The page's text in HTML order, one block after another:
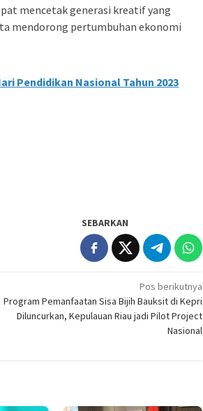
mencetak generasi kreatif yang
mendorong pertumbuhan ekonomi
Pendidikan Nasional Tahun 2023
SEBARKAN
Pos berikutnya
Program Pemanfaatan Sisa Bijih Bauksit di Kepri
Diluncurkan, Kepulauan Riau jadi Pilot Project
Nasional